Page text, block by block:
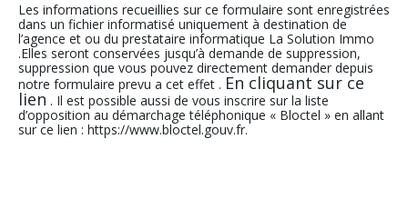
Les informations recueillies sur ce formulaire sont enregistrées
dans un fichier informatisé uniquement à destination de
l’agence et ou du prestataire informatique La Solution Immo
.Elles seront conservées jusqu’à demande de suppression,
suppression que vous pouvez directement demander depuis
notre formulaire prevu a cet effet . En cliquant sur ce
lien . Il est possible aussi de vous inscrire sur la liste
d’opposition au démarchage téléphonique « Bloctel » en allant
sur ce lien : https://www.bloctel.gouv.fr.